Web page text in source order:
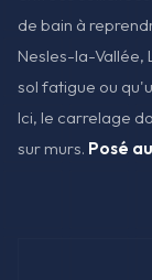
de bain à
Nesles-la-Vallée,
sol fatigue ou
Ici, le carrelage
sur murs. Posé